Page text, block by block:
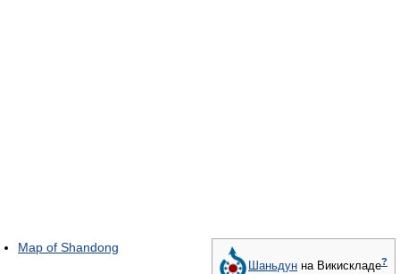
Шаньдун на Викискладе?
Map of Shandong